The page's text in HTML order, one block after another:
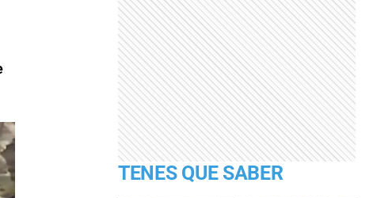
TENES QUE SABER